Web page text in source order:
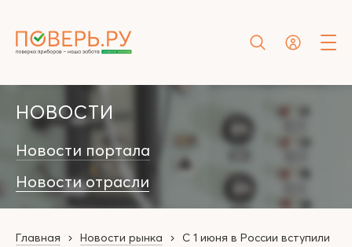
НОВОСТИ
Новости портала
Новости отрасли
Главная Новости рынка
С 1 июня в России вступили